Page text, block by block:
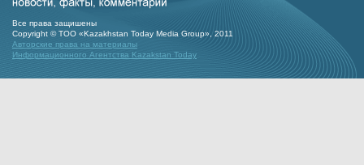
Все права защишены
Copyright © ТОО «Kazakhstan Today Media Group», 2011
Авторские права на материалы
Информационного Агентства Kazakstan Today